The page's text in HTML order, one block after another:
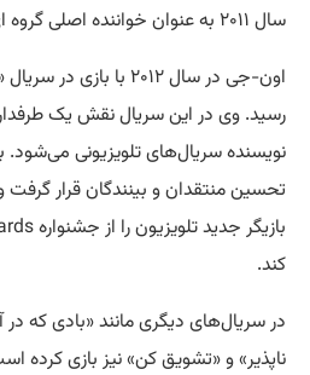
سال ۲۰۱۱ به عنوان خواننده اصلی گروه ای‌پینک فعالیت می‌کند.
نویسنده سریال‌های تلویزیونی می‌شود.
تحسین منتقدان و بینندگان قرار گرفت
کند.
در سریال‌های دیگری مانند «بادی که
ناپذیر» و «تشویق کن» نیز بازی کرده